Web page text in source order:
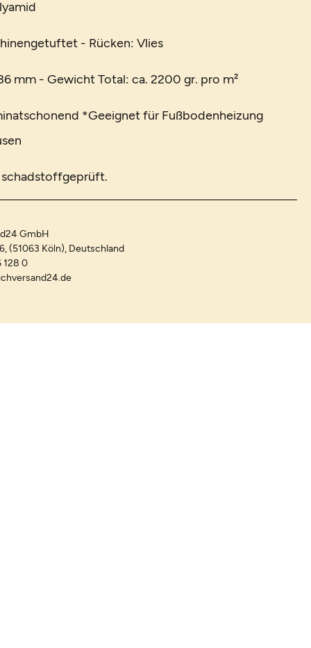
- Rücken: Vlies
mm - Gewicht Total: ca. 2200 gr. pro m²
*Geeignet für Fußbodenheizung
schadstoffgeprüft.
GmbH
(51063 Köln), Deutschland
128 0